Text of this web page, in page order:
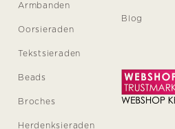
Armbanden
Oorsieraden
Tekstsieraden
Beads
Broches
Herdenksieraden
Blog